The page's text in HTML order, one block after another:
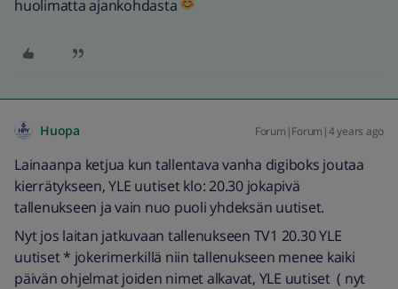
huolimatta ajankohdasta
Huopa Forum|Forum|4 years ago
Lainaanpa ketjua kun tallentava vanha digiboks joutaa
kierrätykseen, YLE uutiset klo: 20.30 jokapivä
tallenukseen ja vain nuo puoli yhdeksän uutiset.
Nyt jos laitan jatkuvaan tallenukseen TV1 20.30 YLE
uutiset * jokerimerkillä niin tallenukseen menee kaiki
päivän ohjelmat joiden nimet alkavat, YLE uutiset ( nyt